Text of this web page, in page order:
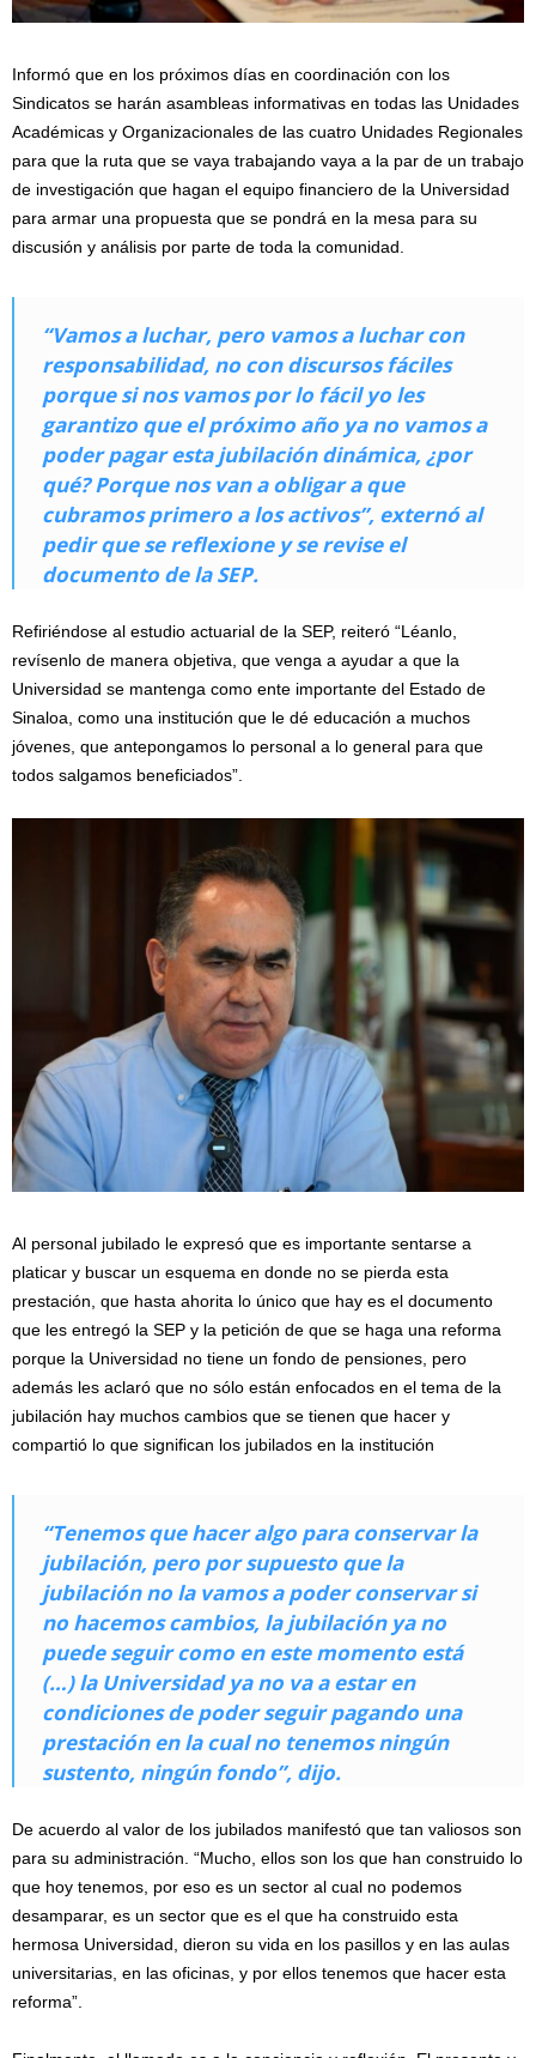
Informó que en los próximos días en coordinación con los
Sindicatos se harán asambleas informativas en todas las Unidades
Académicas y Organizacionales de las cuatro Unidades Regionales
para que la ruta que se vaya trabajando vaya a la par de un trabajo
de investigación que hagan el equipo financiero de la Universidad
para armar una propuesta que se pondrá en la mesa para su
discusión y análisis por parte de toda la comunidad.
“Vamos a luchar, pero vamos a luchar con
responsabilidad, no con discursos fáciles
porque si nos vamos por lo fácil yo les
garantizo que el próximo año ya no vamos a
poder pagar esta jubilación dinámica, ¿por
qué? Porque nos van a obligar a que
cubramos primero a los activos”, externó al
pedir que se reflexione y se revise el
documento de la SEP.
Refiriéndose al estudio actuarial de la SEP, reiteró “Léanlo,
revísenlo de manera objetiva, que venga a ayudar a que la
Universidad se mantenga como ente importante del Estado de
Sinaloa, como una institución que le dé educación a muchos
jóvenes, que antepongamos lo personal a lo general para que
todos salgamos beneficiados”.
Al personal jubilado le expresó que es importante sentarse a
platicar y buscar un esquema en donde no se pierda esta
prestación, que hasta ahorita lo único que hay es el documento
que les entregó la SEP y la petición de que se haga una reforma
porque la Universidad no tiene un fondo de pensiones, pero
además les aclaró que no sólo están enfocados en el tema de la
jubilación hay muchos cambios que se tienen que hacer y
compartió lo que significan los jubilados en la institución
“Tenemos que hacer algo para conservar la
jubilación, pero por supuesto que la
jubilación no la vamos a poder conservar si
no hacemos cambios, la jubilación ya no
puede seguir como en este momento está
(…) la Universidad ya no va a estar en
condiciones de poder seguir pagando una
prestación en la cual no tenemos ningún
sustento, ningún fondo”, dijo.
De acuerdo al valor de los jubilados manifestó que tan valiosos son
para su administración. “Mucho, ellos son los que han construido lo
que hoy tenemos, por eso es un sector al cual no podemos
desamparar, es un sector que es el que ha construido esta
hermosa Universidad, dieron su vida en los pasillos y en las aulas
universitarias, en las oficinas, y por ellos tenemos que hacer esta
reforma”.